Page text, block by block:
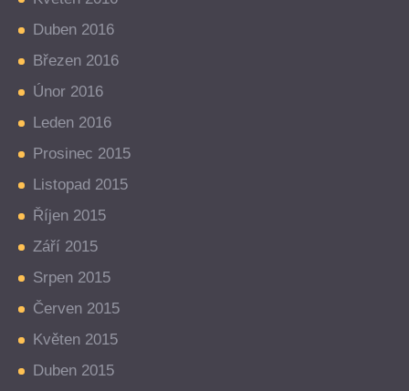
Duben 2016
Březen 2016
Únor 2016
Leden 2016
Prosinec 2015
Listopad 2015
Říjen 2015
Září 2015
Srpen 2015
Červen 2015
Květen 2015
Duben 2015